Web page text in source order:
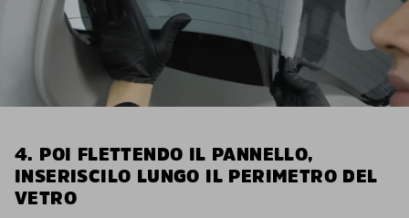
4. POI FLETTENDO IL PANNELLO,
INSERISCILO LUNGO IL PERIMETRO DEL
VETRO